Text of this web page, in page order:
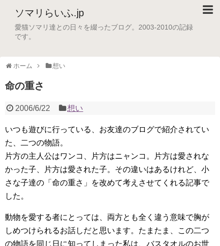
ソマリらいふ.jp
愛猫ソマリ達との日々を綴ったブログ。2003-2010の記録
です。
ホーム 想い
命の重さ
2006/6/22 想い
いつも遊びに行っている、お友達のブログで紹介されてい
た、二つの物語。
片方の主人公はワンコ、片方はニャンコ。片方は愛されな
かった子、片方は愛された子。その違いはあるけれど、小
さな子達の「命の重さ」を改めて考えさせてくれる記事で
した。
動物を愛する者にとっては、両方とも全く違う意味で胸が
しめつけられるお話しだと思います。たまたま、この二つ
の物語を同じ日に知ってしまった私は、バスタオルのお世